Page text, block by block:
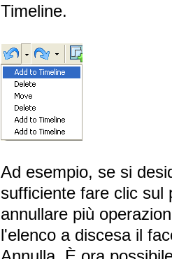
Timeline.
Ad esempio, se si
sufficiente fare clic sul
annullare più
l'elenco a discesa il